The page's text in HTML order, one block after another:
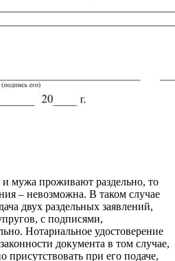
мужа проживают раздельно, то
– невозможна. В таком случае
двух раздельных заявлений,
с подписями,
Нотариальное удостоверение
документа в том случае,
присутствовать при его подаче,